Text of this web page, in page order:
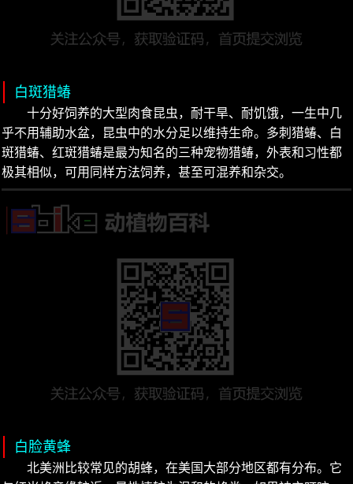
白斑猎蝽
十分好饲养的大型肉食昆虫，耐干旱、耐饥饿，一生中几
乎不用辅助水盆，昆虫中的水分足以维持生命。多刺猎蝽、白
斑猎蝽、红斑猎蝽是最为知名的三种宠物猎蝽，外表和习性都
极其相似，可用同样方法饲养，甚至可混养和杂交。
白脸黄蜂
北美洲比较常见的胡蜂，在美国大部分地区都有分布。它